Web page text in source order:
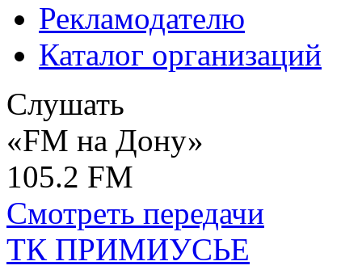
Рекламодателю
Каталог организаций
Слушать
«FM на Дону»
105.2 FM
Смотреть передачи
ТК ПРИМИУСЬЕ